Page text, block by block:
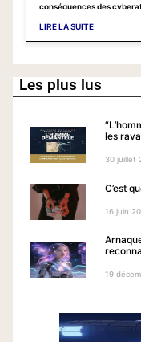
Les plus lus
les
30 juillet
C’est
16 juin
19
conséquences des
LIRE LA SUITE